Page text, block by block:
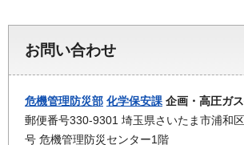
お問い合わせ
危機管理防災部 化学保安課 企画・高圧ガ
郵便番号330-9301 埼玉県さいたま市浦和
号 危機管理防災センター1階